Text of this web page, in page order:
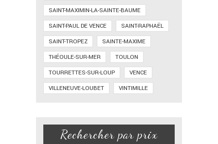
SAINT-MAXIMIN-LA-SAINTE-BAUME
SAINT-PAUL DE VENCE
SAINT-RAPHAËL
SAINT-TROPEZ
SAINTE-MAXIME
THÉOULE-SUR-MER
TOULON
TOURRETTES-SUR-LOUP
VENCE
VILLENEUVE-LOUBET
VINTIMILLE
Rechercher par prix